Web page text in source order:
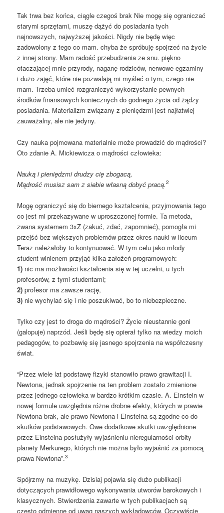
Tak trwa bez końca, ciągle czegoś brak Nie mogę się ograniczać
starymi sprzętami, muszę dążyć do posiadania tych
najnowszych, najwyższej jakości. Nigdy nie będę więc
zadowolony z tego co mam. chyba że spróbuję spojrzeć na życie
z innej strony. Mam radość przebudzenia ze snu. piękno
otaczającej mnie przyrody, naganę rodziców, nerwowe egzaminy
i dużo zajęć, które nie pozwalają mi myśleć o tym, czego nie
mam. Trzeba umieć rozgraniczyć wykorzystanie pewnych
środków finansowych koniecznych do godnego życia od żądzy
posiadania. Materializm związany z pieniędzmi jest najłatwiej
zauważalny, ale nie jedyny.
Czy nauka pojmowana materialnie może prowadzić do mądrości?
Oto zdanie A. Mickiewicza o mądrości człowieka:
Nauką i pieniędzmi drudzy cię zbogacą,
Mądrość musisz sam z siebie własną dobyć pracą.2
Mogę ograniczyć się do biernego kształcenia, przyjmowania tego
co jest mi przekazywane w uproszczonej formie. Ta metoda,
zwana systemem 3xZ (zakuć, zdać, zapomnieć), pomogła mi
przejść bez większych problemów przez okres nauki w liceum
Teraz należałoby to kontynuować. W tym celu jako młody
student winienem przyjąć kilka założeń programowych:
1) nic ma możliwości kształcenia się w tej uczelni, u tych
profesorów, z tymi studentami;
2) profesor ma zawsze rację,
3) nie wychylać się i nie poszukiwać, bo to niebezpieczne.
Tylko czy jest to droga do mądrości? Życie nieustannie goni
(galopuje) naprzód. Jeśli będę się opierał tylko na wiedzy moich
pedagogów, to pozbawię się jasnego spojrzenia na współczesny
świat.
“Przez wiele lat podstawę fizyki stanowiło prawo grawitacji I.
Newtona, jednak spojrzenie na ten problem zostało zmienione
przez jednego człowieka w bardzo krótkim czasie. A. Einstein w
nowej formule uwzględnia różne drobne efekty, których w prawie
Newtona brak, ale prawo Newtona i Einsteina są zgodne co do
skutków podstawowych. Owe dodatkowe skutki uwzględnione
przez Einsteina posłużyły wyjaśnieniu nieregularności orbity
planety Merkurego, których nie można było wyjaśnić za pomocą
prawa Newtona”.3
Spójrzmy na muzykę. Dzisiaj pojawia się dużo publikacji
dotyczących prawidłowego wykonywania utworów barokowych i
klasycznych. Stwierdzenia zawarte w tych publikacjach są
często odmienne od uwag naszych wykładowców. Oczywiście